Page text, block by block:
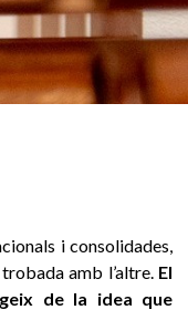
i consolidades,
amb l’altre. El
de la idea que